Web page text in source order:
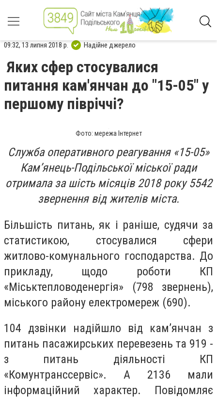
09:32, 13 липня 2018 р. Надійне джерело
Яких сфер стосувалися
питання кам'янчан до "15-05" у
першому півріччі?
Фото: мережа Інтернет
Служба оперативного реагування «15-05»
Кам’янець-Подільської міської ради
отримала за шість місяців 2018 року 5542
звернення від жителів міста.
Більшість питань, як і раніше, судячи за
статистикою, стосувалися сфери
житлово-комунального господарства. До
прикладу, щодо роботи КП
«Міськтепловоденергія» (798 звернень),
міського району електромереж (690).
104 дзвінки надійшло від кам’янчан з
питань пасажирських перевезень та 919 -
з питань діяльності КП
«Комунтранссервіс». А 2136 мали
інформаційний характер. Повідомляє